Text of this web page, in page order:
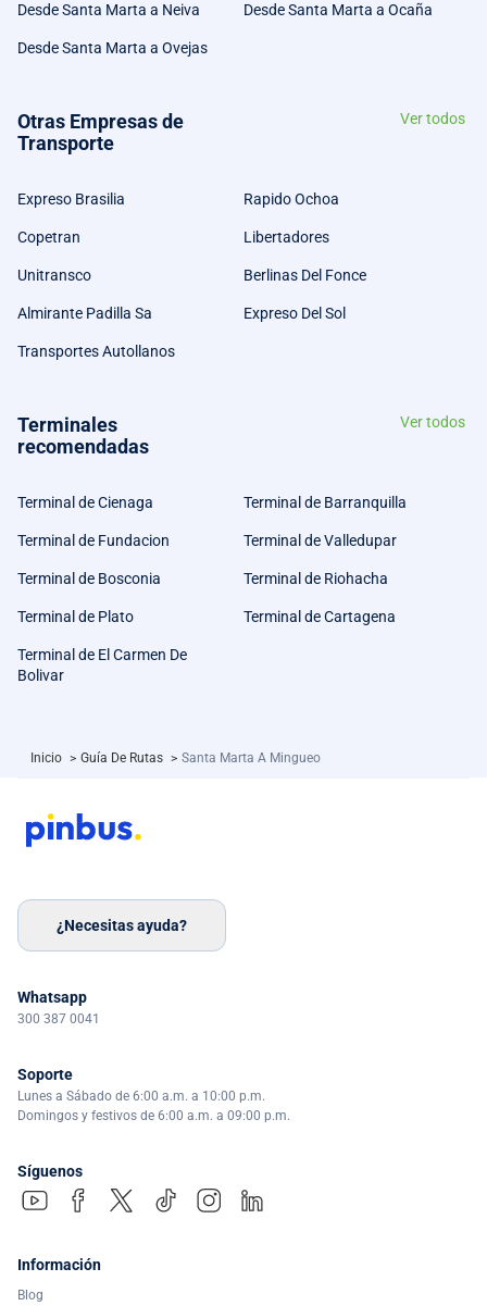
Desde Santa Marta a Neiva Desde Santa Marta a Ocaña
Desde Santa Marta a Ovejas
Otras Empresas de
Transporte
Ver todos
Expreso Brasilia Rapido Ochoa
Copetran Libertadores
Unitransco Berlinas Del Fonce
Almirante Padilla Sa Expreso Del Sol
Transportes Autollanos
Terminales
recomendadas
Ver todos
Terminal de Cienaga Terminal de Barranquilla
Terminal de Fundacion Terminal de Valledupar
Terminal de Bosconia Terminal de Riohacha
Terminal de Plato Terminal de Cartagena
Terminal de El Carmen De
Bolivar
Inicio > Guía De Rutas > Santa Marta A Mingueo
¿Necesitas ayuda?
Whatsapp
300 387 0041
Soporte
Lunes a Sábado de 6:00 a.m. a 10:00 p.m.
Domingos y festivos de 6:00 a.m. a 09:00 p.m.
Síguenos
Información
Blog